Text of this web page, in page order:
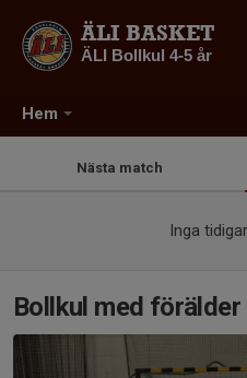
Hem
ÄLI BASKET
ÄLI Bollkul 4-5 år
Nästa match
Inga
Bollkul med förälder